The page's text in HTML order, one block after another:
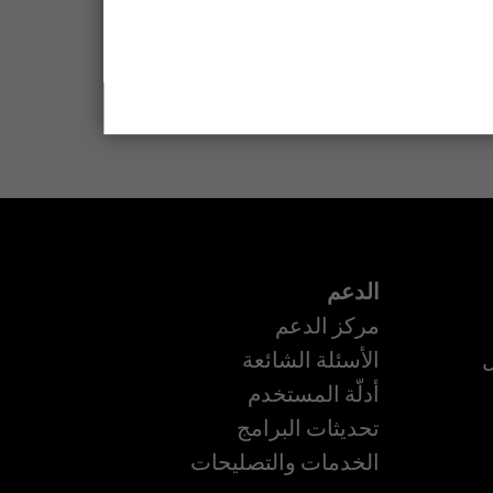
الدعم
مركز الدعم
الأسئلة الشائعة
أدلّة المستخدم
تحديثات البرامج
الخدمات والتصليحات